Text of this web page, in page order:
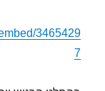
3465429
7